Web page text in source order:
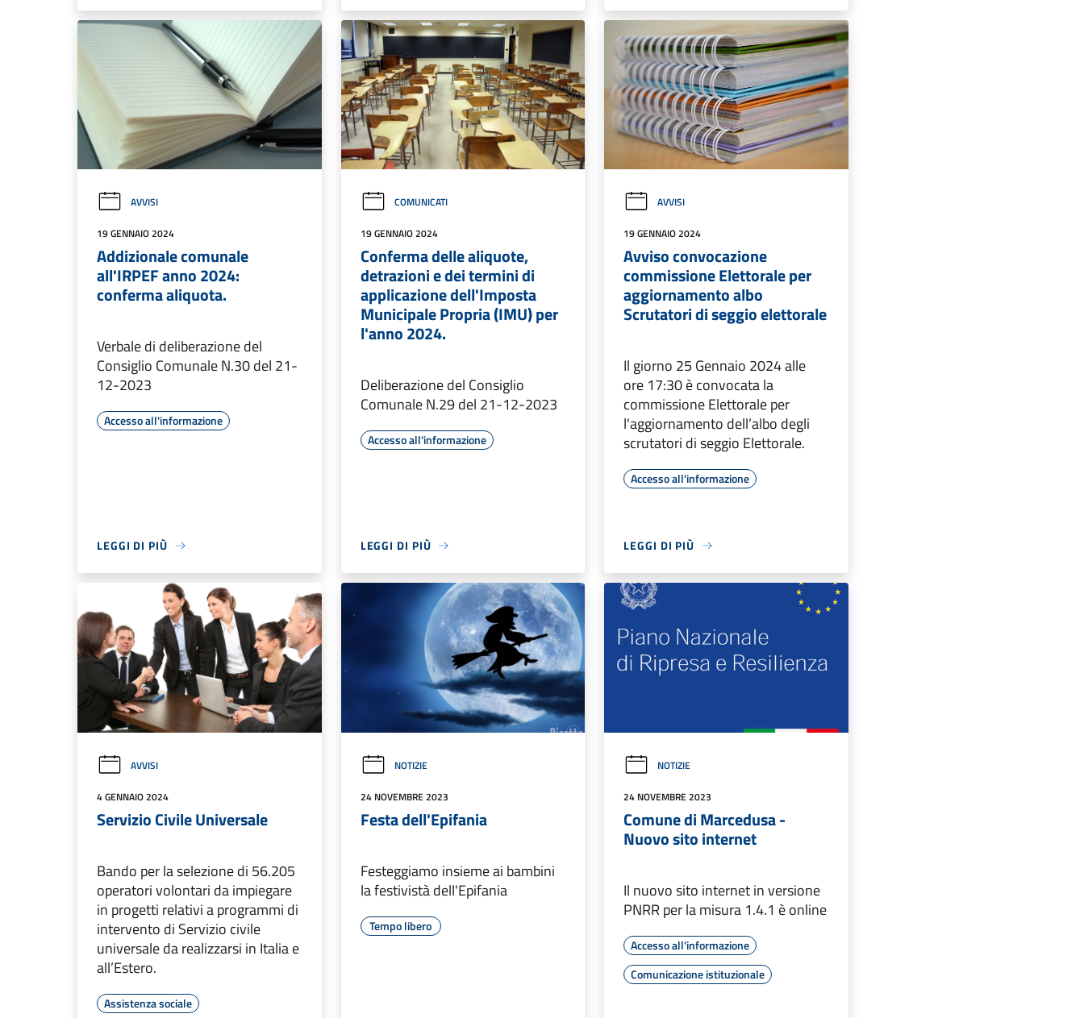
AVVISI
19 GENNAIO 2024
Addizionale comunale
all'IRPEF anno 2024:
conferma aliquota.
Verbale di deliberazione del
Consiglio Comunale N.30 del 21-
12-2023
Accesso all'informazione
LEGGI DI PIÙ
COMUNICATI
19 GENNAIO 2024
Conferma delle aliquote,
detrazioni e dei termini di
applicazione dell'Imposta
Municipale Propria (IMU) per
l'anno 2024.
Deliberazione del Consiglio
Comunale N.29 del 21-12-2023
Accesso all'informazione
LEGGI DI PIÙ
AVVISI
19 GENNAIO 2024
Avviso convocazione
commissione Elettorale per
aggiornamento albo
Scrutatori di seggio elettorale
Il giorno 25 Gennaio 2024 alle
ore 17:30 è convocata la
commissione Elettorale per
l'aggiornamento dell’albo degli
scrutatori di seggio Elettorale.
Accesso all'informazione
LEGGI DI PIÙ
AVVISI
4 GENNAIO 2024
Servizio Civile Universale
Bando per la selezione di 56.205
operatori volontari da impiegare
in progetti relativi a programmi di
intervento di Servizio civile
universale da realizzarsi in Italia e
all’Estero.
Assistenza sociale
NOTIZIE
24 NOVEMBRE 2023
Festa dell'Epifania
Festeggiamo insieme ai bambini
la festivistà dell'Epifania
Tempo libero
NOTIZIE
24 NOVEMBRE 2023
Comune di Marcedusa -
Nuovo sito internet
Il nuovo sito internet in versione
PNRR per la misura 1.4.1 è online
Accesso all'informazione
Comunicazione istituzionale